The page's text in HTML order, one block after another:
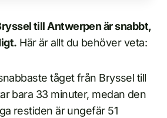
till Antwerpen är snabbt,
Här är allt du behöver veta:
tåget från Bryssel till
bara 33 minuter, medan den
restiden är ungefär 51